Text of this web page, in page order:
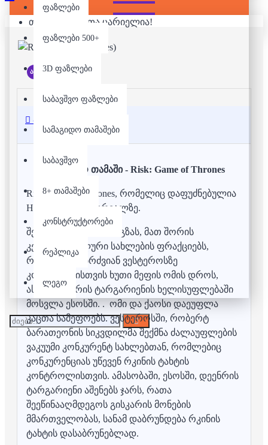
ფაზლები
ფაზლები 500+
3D ფაზლები
საბავშვო ფაზლები
სამაგიდო თამაშები
საბავშვო
8+ თამაშები
კონსტრუქტორები
რეპლიკა
ლეგო
თქვენი კალათა ცარიელია!
არ არის მარაგში
აღწერა
სამაგიდო თამაში - Risk: Game of Thrones
Risk: Game of Thrones, რომელიც დაფუძნებულია
HBO-ს ეპიკურ სერიალზე.
შეიცავს თამაშის ორ გზას, მათ შორის
კეთილშობილური სახლების ფრაქციებს,
რომლებიც იბრძვიან ვესტეროსზე
კონტროლისთვის ხუთი მეფის ომის დროს,
ასევე დეენრის ტარგარიენის ხელისუფლებაში
მოსვლა ესოსში. . ომი და ქაოსი დაეუფლა
კაცთა სამეფოებს. ვესტეროსში, რობერტ
ბარათეონის სიკვდილმა შექმნა ძალაუფლების
ვაკუუმი კონკურენტ სახლებთან, რომლებიც
კონკურენციას უწევენ რკინის ტახტის
კონტროლისთვის. ამასობაში, ესოსში, დეენრის
ტარგარიენი აშენებს ჯარს, რათა
შეეწინააღმდეგოს გისკარის მონების
მმართველობას, სანამ დაბრუნდება რკინის
ტახტის დასაბრუნებლად.